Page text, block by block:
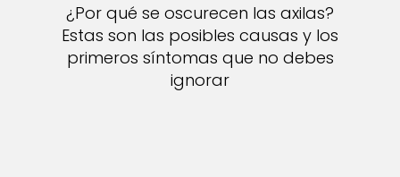
¿Por qué se oscurecen las axilas?
Estas son las posibles causas y los
primeros síntomas que no debes
ignorar